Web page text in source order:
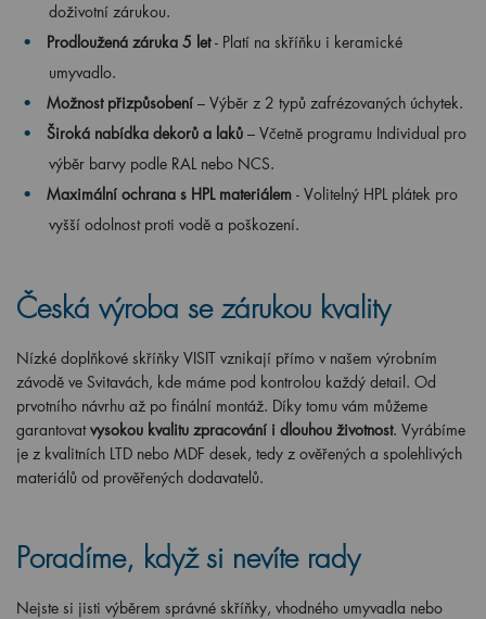
doživotní zárukou.
Prodloužená záruka 5 let - Platí na skříňku i keramické
umyvadlo.
Možnost přizpůsobení – Výběr z 2 typů zafrézovaných úchytek.
Široká nabídka dekorů a laků – Včetně programu Individual pro
výběr barvy podle RAL nebo NCS.
Maximální ochrana s HPL materiálem - Volitelný HPL plátek pro
vyšší odolnost proti vodě a poškození.
Česká výroba se zárukou kvality
Nízké doplňkové skříňky VISIT vznikají přímo v našem výrobním
závodě ve Svitavách, kde máme pod kontrolou každý detail. Od
prvotního návrhu až po finální montáž. Díky tomu vám můžeme
garantovat vysokou kvalitu zpracování i dlouhou životnost. Vyrábíme
je z kvalitních LTD nebo MDF desek, tedy z ověřených a spolehlivých
materiálů od prověřených dodavatelů.
Poradíme, když si nevíte rady
Nejste si jisti výběrem správné skříňky, vhodného umyvadla nebo